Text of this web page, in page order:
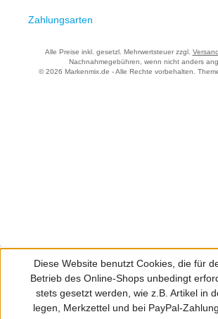
Zahlungsarten
Alle Preise inkl. gesetzl. Mehrwertsteuer zzgl.
Nachnahmegebühren, wenn nicht anders
© 2026 Markenmix.de - Alle Rechte vorbehalten.
Diese Website benutzt Cookies, die für
Betrieb des Online-Shops unbedingt
stets gesetzt werden, wie z.B. Artikel in
legen, Merkzettel und bei PayPal-